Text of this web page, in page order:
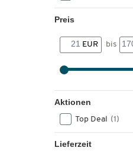
Preis
EUR bis
Aktionen
Top Deal (1)
Lieferzeit